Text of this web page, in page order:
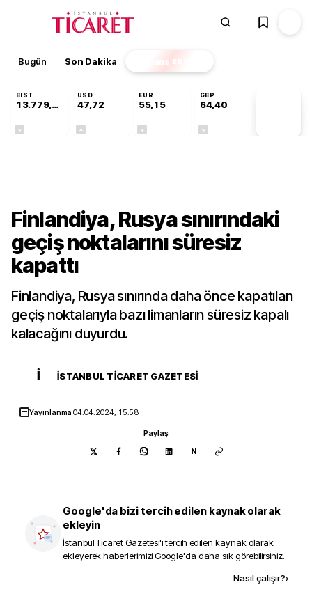
Bugün Son Dakika Finans EKSTRA
BIST
13.779,39
USD
47,72
EUR
55,15
GBP
64,40
Finlandiya, Rusya sınırındaki
geçiş noktalarını süresiz
kapattı
Finlandiya, Rusya sınırında daha önce kapatılan
geçiş noktalarıyla bazı limanların süresiz kapalı
kalacağını duyurdu.
İ İSTANBUL TICARET GAZETESI
Yayınlanma04.04.2024, 15:58
Paylaş
N
Google'da bizi tercih edilen kaynak olarak
ekleyin
İstanbul Ticaret Gazetesi'i tercih edilen kaynak olarak
ekleyerek haberlerimizi Google'da daha sık görebilirsiniz.
Nasıl çalışır?›